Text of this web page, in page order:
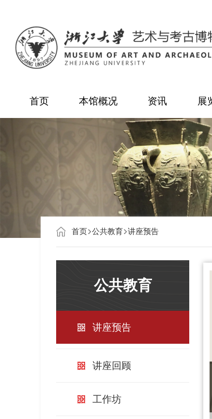
首页 本馆概况 资讯 展
首页 公共教育 讲座预告
公共教育
讲座预告
讲座回顾
工作坊